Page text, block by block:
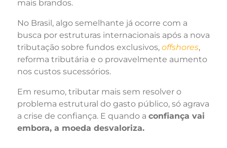
mais brandos.
No Brasil, algo semelhante já ocorre com a
busca por estruturas internacionais após a nova
tributação sobre fundos exclusivos, offshores,
reforma tributária e o provavelmente aumento
nos custos sucessórios.
Em resumo, tributar mais sem resolver o
problema estrutural do gasto público, só agrava
a crise de confiança. E quando a confiança vai
embora, a moeda desvaloriza.